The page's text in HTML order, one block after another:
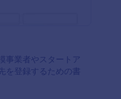
事業者やスタートア
を登録するための書